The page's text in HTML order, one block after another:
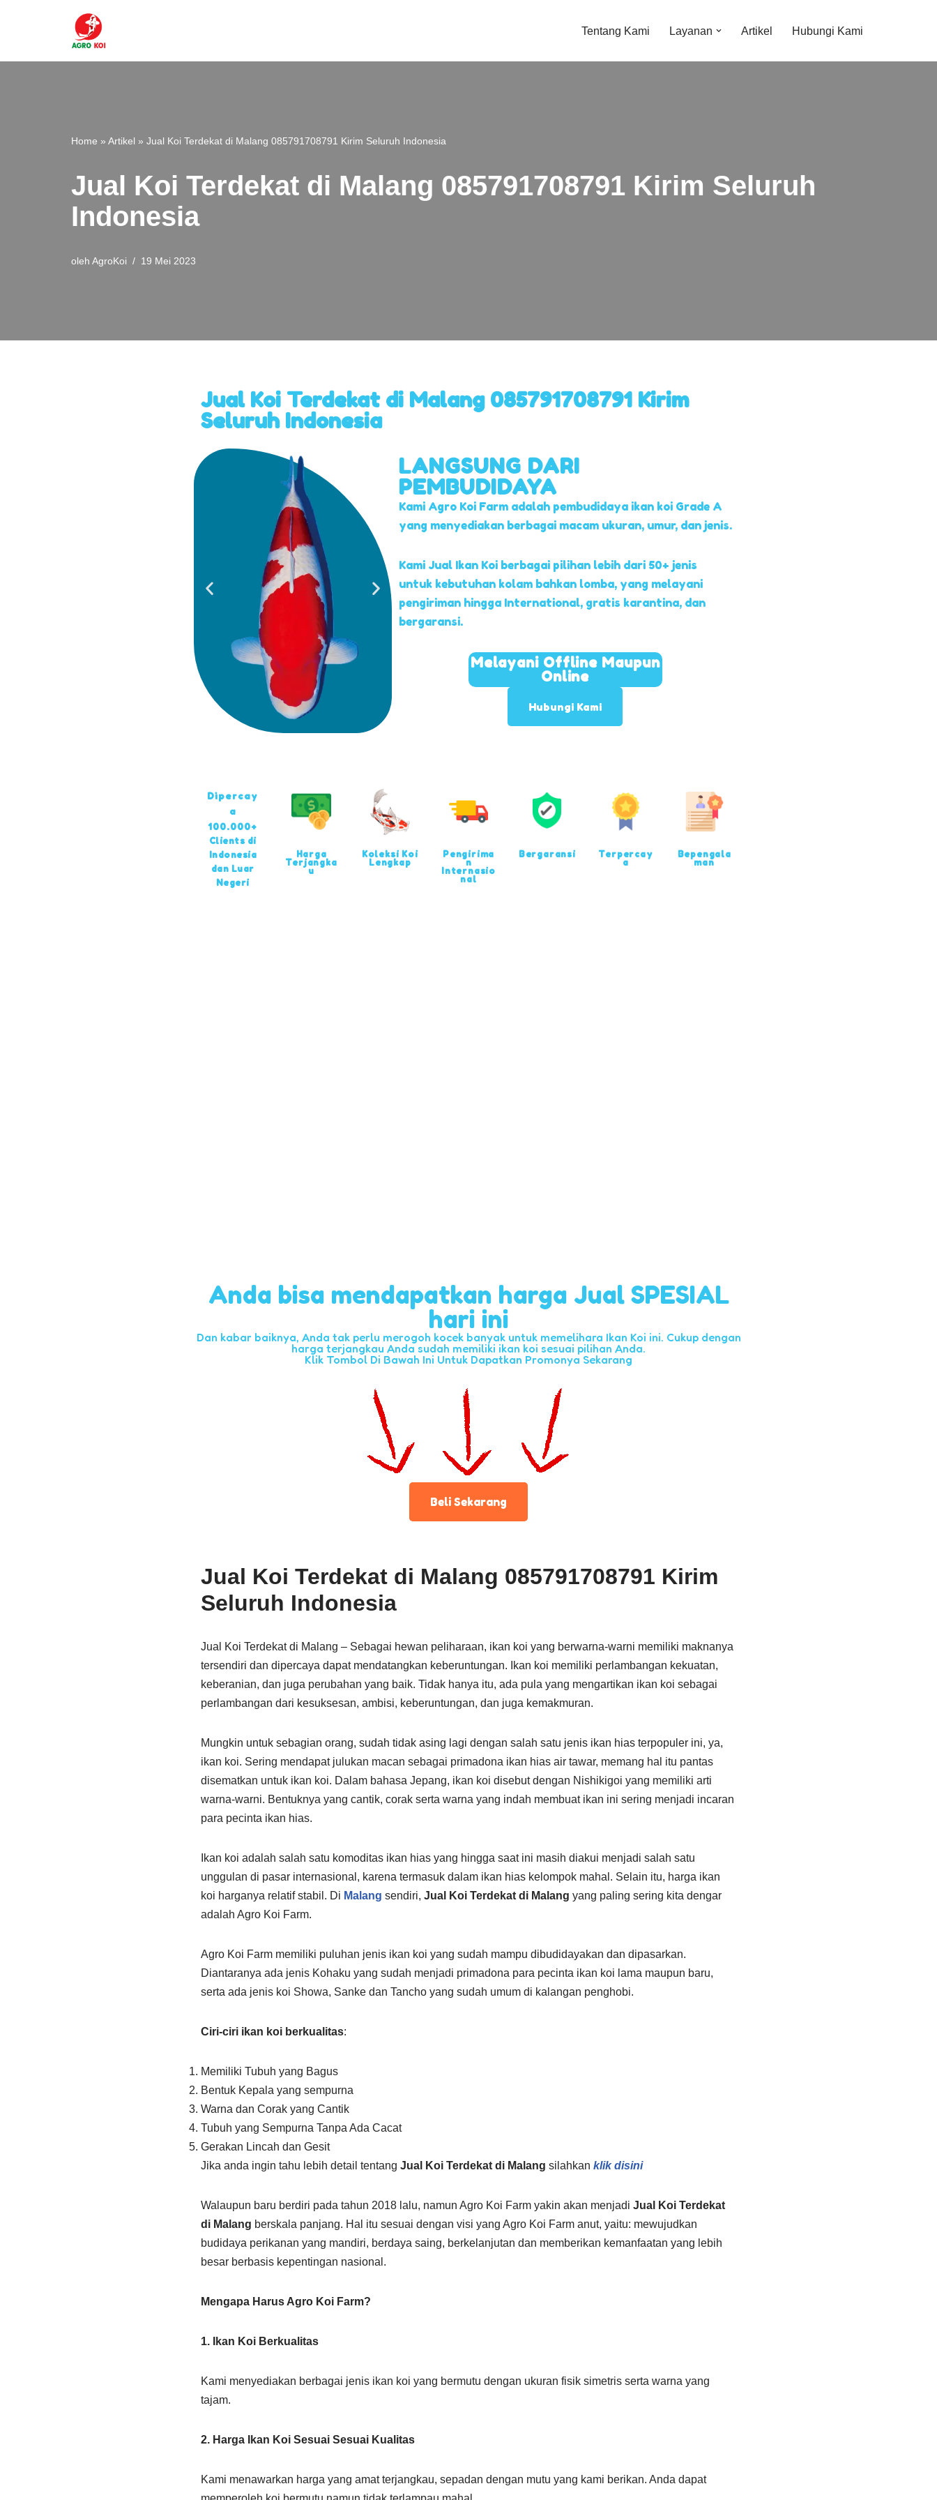
Tentang Kami Layanan Artikel Hubungi Kami
Home » Artikel » Jual Koi Terdekat di Malang 085791708791 Kirim Seluruh Indonesia
Jual Koi Terdekat di Malang 085791708791 Kirim Seluruh
Indonesia
oleh AgroKoi 19 Mei 2023
Jual Koi Terdekat di Malang 085791708791 Kirim
Seluruh Indonesia
LANGSUNG DARI
PEMBUDIDAYA
Kami Agro Koi Farm adalah pembudidaya ikan koi Grade A
yang menyediakan berbagai macam ukuran, umur, dan jenis.
Kami Jual Ikan Koi berbagai pilihan lebih dari 50+ jenis
untuk kebutuhan kolam bahkan lomba, yang melayani
pengiriman hingga International, gratis karantina, dan
bergaransi.
Melayani Offline Maupun
Online
Hubungi Kami
Dipercay
a
100.000+
Clients di
Indonesia
dan Luar
Negeri
Harga
Terjangka
u
Koleksi Koi
Lengkap
Pengirima
n
Internasio
nal
Bergaransi
Terpercay
a
Bepengala
man
Anda bisa mendapatkan harga Jual SPESIAL
hari ini
Dan kabar baiknya, Anda tak perlu merogoh kocek banyak untuk memelihara Ikan Koi ini. Cukup dengan
harga terjangkau Anda sudah memiliki ikan koi sesuai pilihan Anda.
Klik Tombol Di Bawah Ini Untuk Dapatkan Promonya Sekarang
Beli Sekarang
Jual Koi Terdekat di Malang 085791708791 Kirim
Seluruh Indonesia
Jual Koi Terdekat di Malang – Sebagai hewan peliharaan, ikan koi yang berwarna-warni memiliki maknanya
tersendiri dan dipercaya dapat mendatangkan keberuntungan. Ikan koi memiliki perlambangan kekuatan,
keberanian, dan juga perubahan yang baik. Tidak hanya itu, ada pula yang mengartikan ikan koi sebagai
perlambangan dari kesuksesan, ambisi, keberuntungan, dan juga kemakmuran.
Mungkin untuk sebagian orang, sudah tidak asing lagi dengan salah satu jenis ikan hias terpopuler ini, ya,
ikan koi. Sering mendapat julukan macan sebagai primadona ikan hias air tawar, memang hal itu pantas
disematkan untuk ikan koi. Dalam bahasa Jepang, ikan koi disebut dengan Nishikigoi yang memiliki arti
warna-warni. Bentuknya yang cantik, corak serta warna yang indah membuat ikan ini sering menjadi incaran
para pecinta ikan hias.
Ikan koi adalah salah satu komoditas ikan hias yang hingga saat ini masih diakui menjadi salah satu
unggulan di pasar internasional, karena termasuk dalam ikan hias kelompok mahal. Selain itu, harga ikan
koi harganya relatif stabil. Di Malang sendiri, Jual Koi Terdekat di Malang yang paling sering kita dengar
adalah Agro Koi Farm.
Agro Koi Farm memiliki puluhan jenis ikan koi yang sudah mampu dibudidayakan dan dipasarkan.
Diantaranya ada jenis Kohaku yang sudah menjadi primadona para pecinta ikan koi lama maupun baru,
serta ada jenis koi Showa, Sanke dan Tancho yang sudah umum di kalangan penghobi.
Ciri-ciri ikan koi berkualitas:
Memiliki Tubuh yang Bagus
Bentuk Kepala yang sempurna
Warna dan Corak yang Cantik
Tubuh yang Sempurna Tanpa Ada Cacat
Gerakan Lincah dan Gesit
Jika anda ingin tahu lebih detail tentang Jual Koi Terdekat di Malang silahkan klik disini
Walaupun baru berdiri pada tahun 2018 lalu, namun Agro Koi Farm yakin akan menjadi Jual Koi Terdekat
di Malang berskala panjang. Hal itu sesuai dengan visi yang Agro Koi Farm anut, yaitu: mewujudkan
budidaya perikanan yang mandiri, berdaya saing, berkelanjutan dan memberikan kemanfaatan yang lebih
besar berbasis kepentingan nasional.
Mengapa Harus Agro Koi Farm?
1. Ikan Koi Berkualitas
Kami menyediakan berbagai jenis ikan koi yang bermutu dengan ukuran fisik simetris serta warna yang
tajam.
2. Harga Ikan Koi Sesuai Sesuai Kualitas
Kami menawarkan harga yang amat terjangkau, sepadan dengan mutu yang kami berikan. Anda dapat